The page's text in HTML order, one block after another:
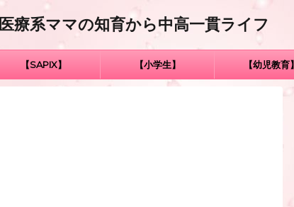
医療系ママの知育から中高一貫ライフ
【SAPIX】 【小学生】 【幼児教育】